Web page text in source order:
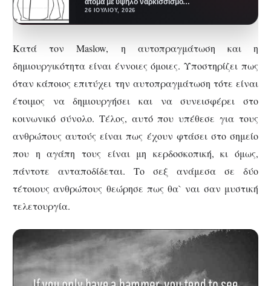
είναι ματαιόδοξα και
26 ΙΟΥΛΊΟΥ, 2026
Κατά τονMaslow, η αυτοπραγμάτωση και η
δημιουργικότητα είναι έννοιες όμοιες. Υποστηρίζει πως
όταν κάποιος επιτύχει την αυτοπραγμάτωση τότε είναι
έτοιμος να δημιουργήσει και να συνεισφέρει στο
κοινωνικό σύνολο. Τέλος, αυτό που υπέθεσε για τους
ανθρώπους αυτούς είναι πως έχουν φτάσει στο σημείο
που η αγάπη τους είναι μη κερδοσκοπική, κι όμως,
πάντοτε ανταποδίδεται. Το σεξ ανάμεσα σε δύο
τέτοιους ανθρώπους θεώρησε πως θα` ναι σαν μυστική
τελετουργία.